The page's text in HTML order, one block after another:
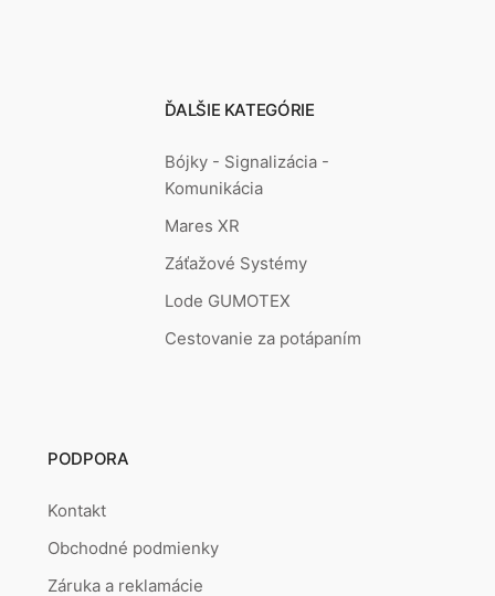
ĎALŠIE KATEGÓRIE
Bójky - Signalizácia -
Komunikácia
Mares XR
Záťažové Systémy
Lode GUMOTEX
Cestovanie za potápaním
PODPORA
Kontakt
Obchodné podmienky
Záruka a reklamácie